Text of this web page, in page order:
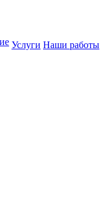
Услуги Наши работы